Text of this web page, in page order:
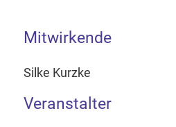
Mitwirkende
Silke Kurzke
Veranstalter